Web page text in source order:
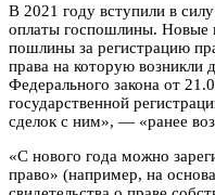
В 2021 году вступили в
оплаты госпошлины. Новые
пошлины за регистрацию
права на которую возникли
Федерального закона от
государственной
сделок с ним», — «ранее
«С нового года можно
право» (например, на